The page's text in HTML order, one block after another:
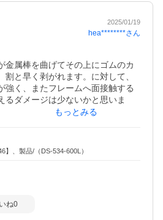
2025/01/19
hea********さん
金属棒を曲げてその上にゴムのカ
と早く剥がれます。に対して、
強く、またフレームへ面接触する
るダメージは少ないかと思いま
です。
もっとみる
】、製品/（DS-534-600L）
ね0